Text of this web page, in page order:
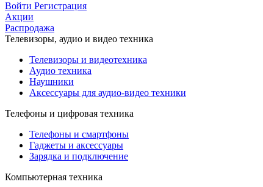
Войти Регистрация
Акции
Распродажа
Телевизоры, аудио и видео техника
Телевизоры и видеотехника
Аудио техника
Наушники
Аксессуары для аудио-видео техники
Телефоны и цифровая техника
Телефоны и смартфоны
Гаджеты и аксессуары
Зарядка и подключение
Компьютерная техника